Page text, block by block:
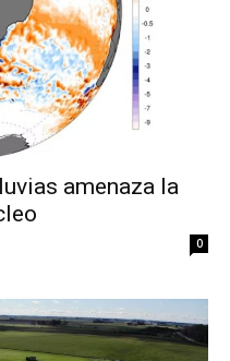
amenaza la
0